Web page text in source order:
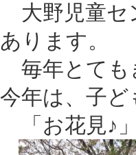
大野児童セ
あります。
毎年とても
今年は、子
「お花見♪